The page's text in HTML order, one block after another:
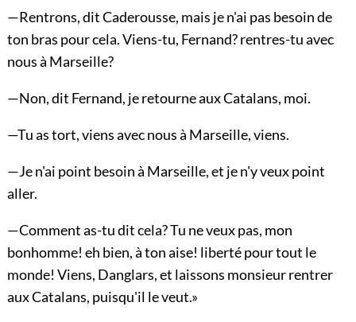
—Rentrons, dit Caderousse, mais je n'ai pas besoin de
ton bras pour cela. Viens-tu, Fernand? rentres-tu avec
nous à Marseille?
—Non, dit Fernand, je retourne aux Catalans, moi.
—Tu as tort, viens avec nous à Marseille, viens.
—Je n'ai point besoin à Marseille, et je n'y veux point
aller.
—Comment as-tu dit cela? Tu ne veux pas, mon
bonhomme! eh bien, à ton aise! liberté pour tout le
monde! Viens, Danglars, et laissons monsieur rentrer
aux Catalans, puisqu'il le veut.»